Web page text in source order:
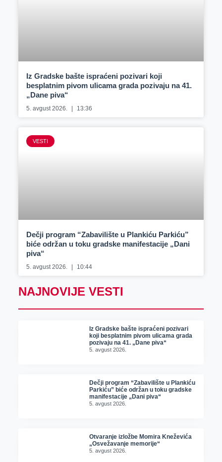
Iz Gradske bašte ispraćeni pozivari koji
besplatnim pivom ulicama grada pozivaju na 41.
„Dane piva“
5. avgust 2026. 13:36
VESTI
Dečji program “Zabavilište u Plankiću Parkiću”
biće održan u toku gradske manifestacije „Dani
piva“
5. avgust 2026. 10:44
NAJNOVIJE VESTI
Iz Gradske bašte ispraćeni pozivari
koji besplatnim pivom ulicama grada
pozivaju na 41. „Dane piva“
5. avgust 2026.
Dečji program “Zabavilište u Plankiću
Parkiću” biće održan u toku gradske
manifestacije „Dani piva“
5. avgust 2026.
Otvaranje izložbe Momira Kneževića
„Osvežavanje memorije“
5. avgust 2026.